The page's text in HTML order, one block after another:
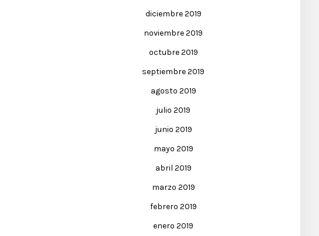
diciembre 2019
noviembre 2019
octubre 2019
septiembre 2019
agosto 2019
julio 2019
junio 2019
mayo 2019
abril 2019
marzo 2019
febrero 2019
enero 2019